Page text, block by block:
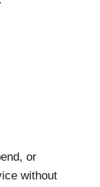
or
without